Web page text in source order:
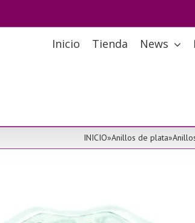
Inicio Tienda News
INICIO»Anillos de plata»